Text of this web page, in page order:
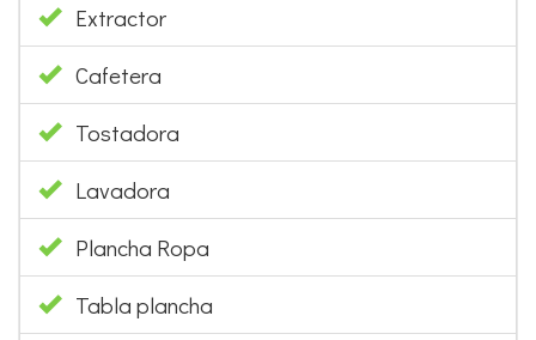
Extractor
Cafetera
Tostadora
Lavadora
Plancha Ropa
Tabla plancha